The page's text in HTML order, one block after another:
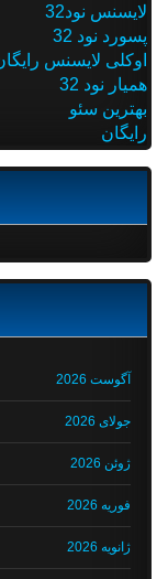
لایسنس نود32
پسورد نود 32
اوکلی لایسنس رایگان
همیار نود 32
بهترین سئو
رایگان
آگوست 2026
جولای 2026
ژوئن 2026
فوریه 2026
ژانویه 2026